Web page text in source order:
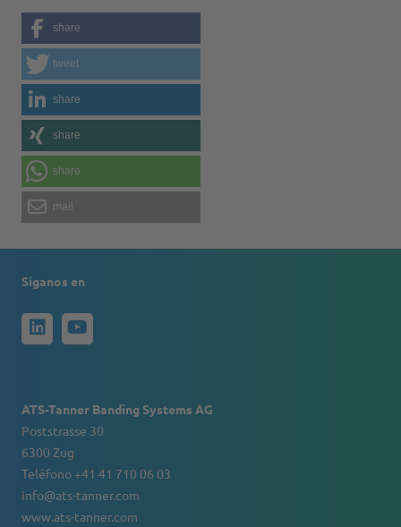
share
tweet
share
share
share
mail
Síganos en
ATS-Tanner Banding Systems AG
Poststrasse 30
6300 Zug
Teléfono +41 41 710 06 03
info@ats-tanner.com
www.ats-tanner.com